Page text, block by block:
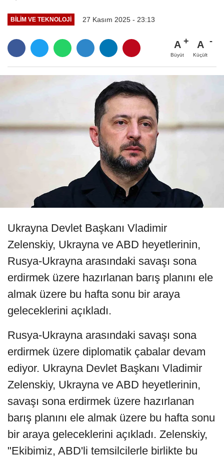
BILIM VE TEKNOLOJI 27 Kasım 2025 - 23:13
A
Büyüt
A
Küçült
Ukrayna Devlet Başkanı Vladimir
Zelenskiy, Ukrayna ve ABD heyetlerinin,
Rusya-Ukrayna arasındaki savaşı sona
erdirmek üzere hazırlanan barış planını ele
almak üzere bu hafta sonu bir araya
geleceklerini açıkladı.
Rusya-Ukrayna arasındaki savaşı sona
erdirmek üzere diplomatik çabalar devam
ediyor. Ukrayna Devlet Başkanı Vladimir
Zelenskiy, Ukrayna ve ABD heyetlerinin,
savaşı sona erdirmek üzere hazırlanan
barış planını ele almak üzere bu hafta sonu
bir araya geleceklerini açıkladı. Zelenskiy,
"Ekibimiz, ABD'li temsilcilerle birlikte bu